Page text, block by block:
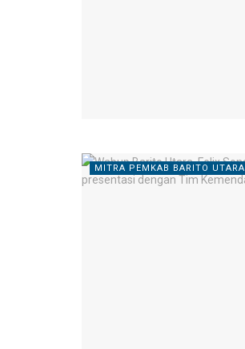
MITRA PEMKAB BARITO UTARA